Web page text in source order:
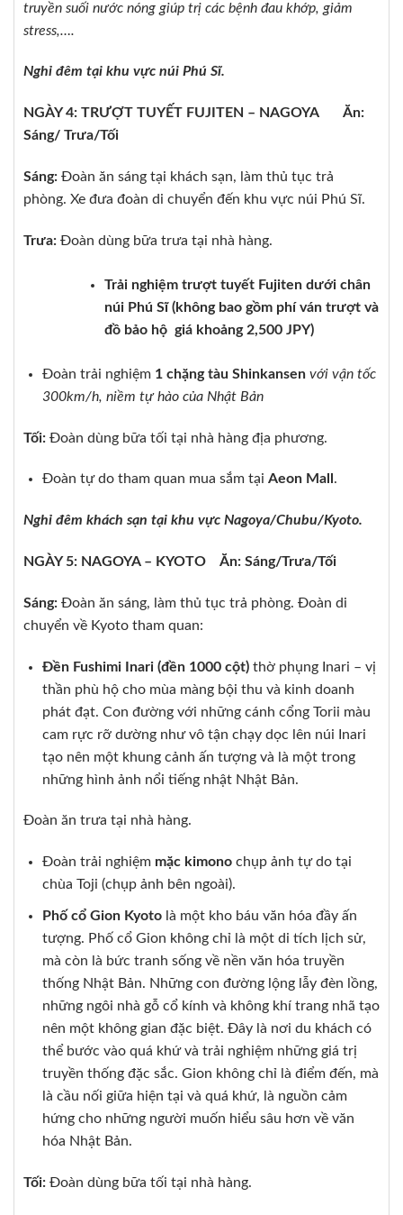
truyền suối nước nóng giúp trị các bệnh đau khớp, giảm
stress,….
Nghỉ đêm tại khu vực núi Phú Sĩ.
NGÀY 4: TRƯỢT TUYẾT FUJITEN – NAGOYA Ăn:
Sáng/ Trưa/Tối
Sáng: Đoàn ăn sáng tại khách sạn, làm thủ tục trả
phòng. Xe đưa đoàn di chuyển đến khu vực núi Phú Sĩ.
Trưa: Đoàn dùng bữa trưa tại nhà hàng.
Trải nghiệm trượt tuyết Fujiten dưới chân
núi Phú Sĩ (không bao gồm phí ván trượt và
đồ bảo hộ giá khoảng 2,500 JPY)
Đoàn trải nghiệm 1 chặng tàu Shinkansen với vận tốc
300km/h, niềm tự hào của Nhật Bản
Tối: Đoàn dùng bữa tối tại nhà hàng địa phương.
Đoàn tự do tham quan mua sắm tại Aeon Mall .
Nghỉ đêm khách sạn tại khu vực Nagoya/Chubu/Kyoto.
NGÀY 5: NAGOYA – KYOTO Ăn: Sáng/Trưa/Tối
Sáng: Đoàn ăn sáng, làm thủ tục trả phòng. Đoàn di
chuyển về Kyoto tham quan:
Đền Fushimi Inari (đền 1000 cột) thờ phụng Inari – vị
thần phù hộ cho mùa màng bội thu và kinh doanh
phát đạt. Con đường với những cánh cổng Torii màu
cam rực rỡ dường như vô tận chạy dọc lên núi Inari
tạo nên một khung cảnh ấn tượng và là một trong
những hình ảnh nổi tiếng nhật Nhật Bản.
Đoàn ăn trưa tại nhà hàng.
Đoàn trải nghiệm mặc kimonochụp ảnh tự do tại
chùa Toji (chụp ảnh bên ngoài).
Phố cổ Gion Kyotolà một kho báu văn hóa đầy ấn
tượng. Phố cổ Gion không chỉ là một di tích lịch sử,
mà còn là bức tranh sống về nền văn hóa truyền
thống Nhật Bản. Những con đường lộng lẫy đèn lồng,
những ngôi nhà gỗ cổ kính và không khí trang nhã tạo
nên một không gian đặc biệt. Đây là nơi du khách có
thể bước vào quá khứ và trải nghiệm những giá trị
truyền thống đặc sắc. Gion không chỉ là điểm đến, mà
là cầu nối giữa hiện tại và quá khứ, là nguồn cảm
hứng cho những người muốn hiểu sâu hơn về văn
hóa Nhật Bản.
Tối: Đoàn dùng bữa tối tại nhà hàng.